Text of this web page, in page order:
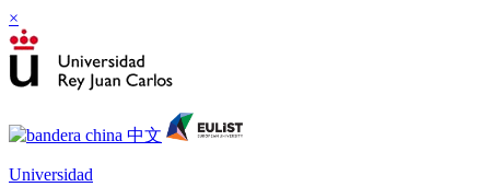
×
Universidad